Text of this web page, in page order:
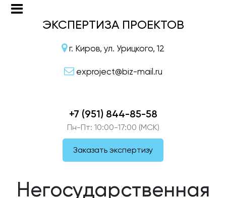
ЭКСПЕРТИЗА ПРОЕКТОВ
г. Киров, ул. Урицкого, 12
exproject@biz-mail.ru
+7 (951) 844-85-58
Пн-Пт: 10:00-17:00 (МСК)
Заказать экспертизу
Негосударственная